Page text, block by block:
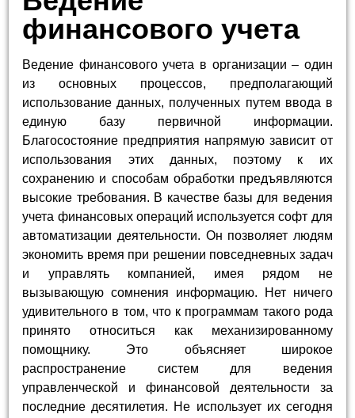
финансового учета
Ведение финансового учета в организации – один
из основных процессов, предполагающий
использование данных, полученных путем ввода в
единую базу первичной информации.
Благосостояние предприятия напрямую зависит от
использования этих данных, поэтому к их
сохранению и способам обработки предъявляются
высокие требования. В качестве базы для ведения
учета финансовых операций используется софт для
автоматизации деятельности. Он позволяет людям
экономить время при решении повседневных задач
и управлять компанией, имея рядом не
вызывающую сомнения информацию. Нет ничего
удивительного в том, что к программам такого рода
принято относиться как механизированному
помощнику. Это объясняет широкое
распространение систем для ведения
управленческой и финансовой деятельности за
последние десятилетия. Не использует их сегодня